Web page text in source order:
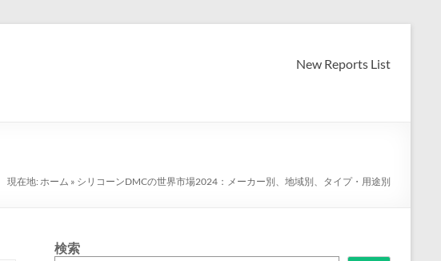
New Reports List
現在地: ホーム » シリコーンDMCの世界市場2024：メーカー別、地域別、タイプ・用途別
検索